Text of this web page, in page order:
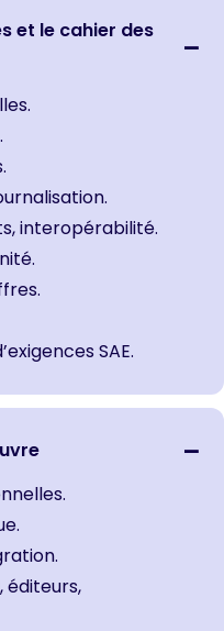
et le cahier des
interopérabilité.
SAE.
éditeurs,